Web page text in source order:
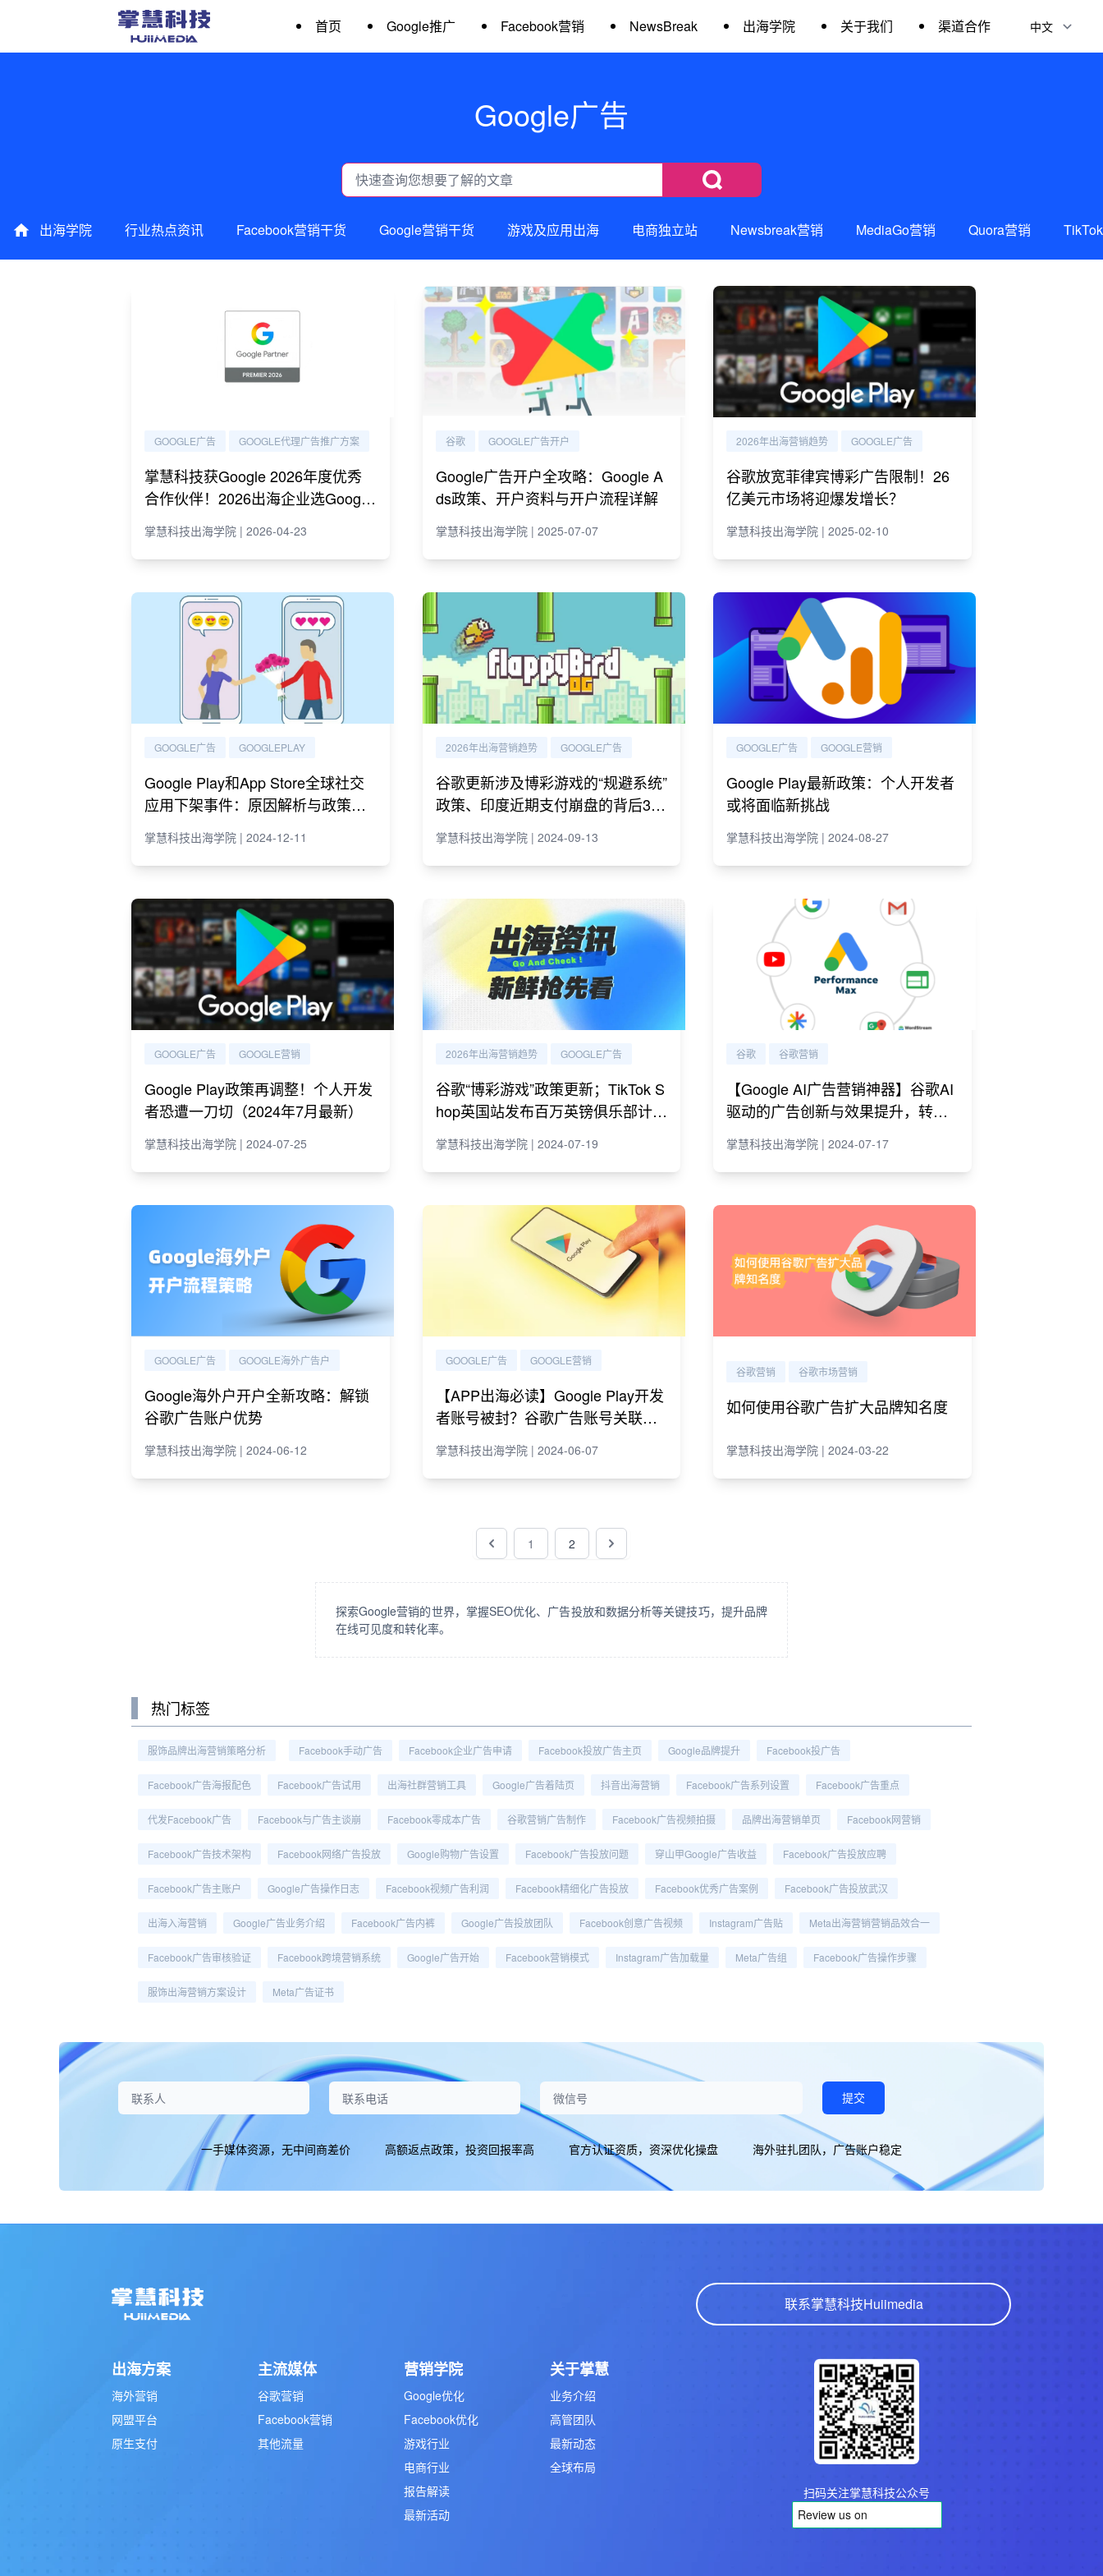
首页 Google推广 Facebook营销 NewsBreak 出海学院 关于我们 渠道合作
Google广告
出海学院 行业热点资讯 Facebook营销干货 Google营销干货 游戏及应用出海 电商独立站 Newsbreak营销 MediaGo营销 Quora营销
GOOGLE广告 GOOGLE代理广告推广方案
掌慧科技获Google 2026年度优秀
合作伙伴！2026出海企业选Google
掌慧科技出海学院 | 2026-04-23
谷歌 GOOGLE广告开户
Google广告开户全攻略：Google A
ds政策、开户资料与开户流程详解
掌慧科技出海学院 | 2025-07-07
2026年出海营销趋势 GOOGLE广告
谷歌放宽菲律宾博彩广告限制！26
亿美元市场将迎爆发增长？
掌慧科技出海学院 | 2025-02-10
GOOGLE广告 GOOGLEPLAY
Google Play和App Store全球社交
应用下架事件：原因解析与政策影
掌慧科技出海学院 | 2024-12-11
2026年出海营销趋势 GOOGLE广告
谷歌更新涉及博彩游戏的“规避系统”
政策、印度近期支付崩盘的背后3大
掌慧科技出海学院 | 2024-09-13
GOOGLE广告 GOOGLE营销
Google Play最新政策：个人开发者
或将面临新挑战
掌慧科技出海学院 | 2024-08-27
GOOGLE广告 GOOGLE营销
Google Play政策再调整！个人开发
者恐遭一刀切（2024年7月最新）
掌慧科技出海学院 | 2024-07-25
2026年出海营销趋势 GOOGLE广告
谷歌“博彩游戏”政策更新；TikTok S
hop英国站发布百万英镑俱乐部计
掌慧科技出海学院 | 2024-07-19
谷歌 谷歌营销
【Google AI广告营销神器】谷歌AI
驱动的广告创新与效果提升，转化
掌慧科技出海学院 | 2024-07-17
GOOGLE广告 GOOGLE海外广告户
Google海外户开户全新攻略：解锁
谷歌广告账户优势
掌慧科技出海学院 | 2024-06-12
GOOGLE广告 GOOGLE营销
【APP出海必读】Google Play开发
者账号被封？谷歌广告账号关联问
掌慧科技出海学院 | 2024-06-07
谷歌营销 谷歌市场营销
如何使用谷歌广告扩大品牌知名度
掌慧科技出海学院 | 2024-03-22
1 2
探索Google营销的世界，掌握SEO优化、广告投放和数据分析等关键技巧，提升品牌
在线可见度和转化率。
热门标签
服饰品牌出海营销策略分析 Facebook手动广告 Facebook企业广告申请 Facebook投放广告主页 Google品牌提升 Facebook投广告
Facebook广告海报配色 Facebook广告试用 出海社群营销工具 Google广告着陆页 抖音出海营销 Facebook广告系列设置 Facebook广告重点
代发Facebook广告 Facebook与广告主谈崩 Facebook零成本广告 谷歌营销广告制作 Facebook广告视频拍摄 品牌出海营销单页 Facebook网营销
Facebook广告技术架构 Facebook网络广告投放 Google购物广告设置 Facebook广告投放问题 穿山甲Google广告收益 Facebook广告投放应聘
Facebook广告主账户 Google广告操作日志 Facebook视频广告利润 Facebook精细化广告投放 Facebook优秀广告案例 Facebook广告投放武汉
出海入海营销 Google广告业务介绍 Facebook广告内裤 Google广告投放团队 Facebook创意广告视频 Instagram广告贴 Meta出海营销营销品效合一
Facebook广告审核验证 Facebook跨境营销系统 Google广告开始 Facebook营销模式 Instagram广告加载量 Meta广告组 Facebook广告操作步骤
服饰出海营销方案设计 Meta广告证书
提交
一手媒体资源，无中间商差价 高额返点政策，投资回报率高 官方认证资质，资深优化操盘 海外驻扎团队，广告账户稳定
联系掌慧科技Huiimedia
出海方案
海外营销
网盟平台
原生支付
主流媒体
谷歌营销
Facebook营销
其他流量
营销学院
Google优化
Facebook优化
游戏行业
电商行业
报告解读
最新活动
关于掌慧
业务介绍
高管团队
最新动态
全球布局
扫码关注掌慧科技公众号